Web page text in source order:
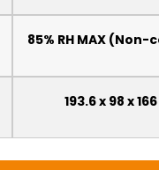
85% RH MAX
193.6 x 98 x